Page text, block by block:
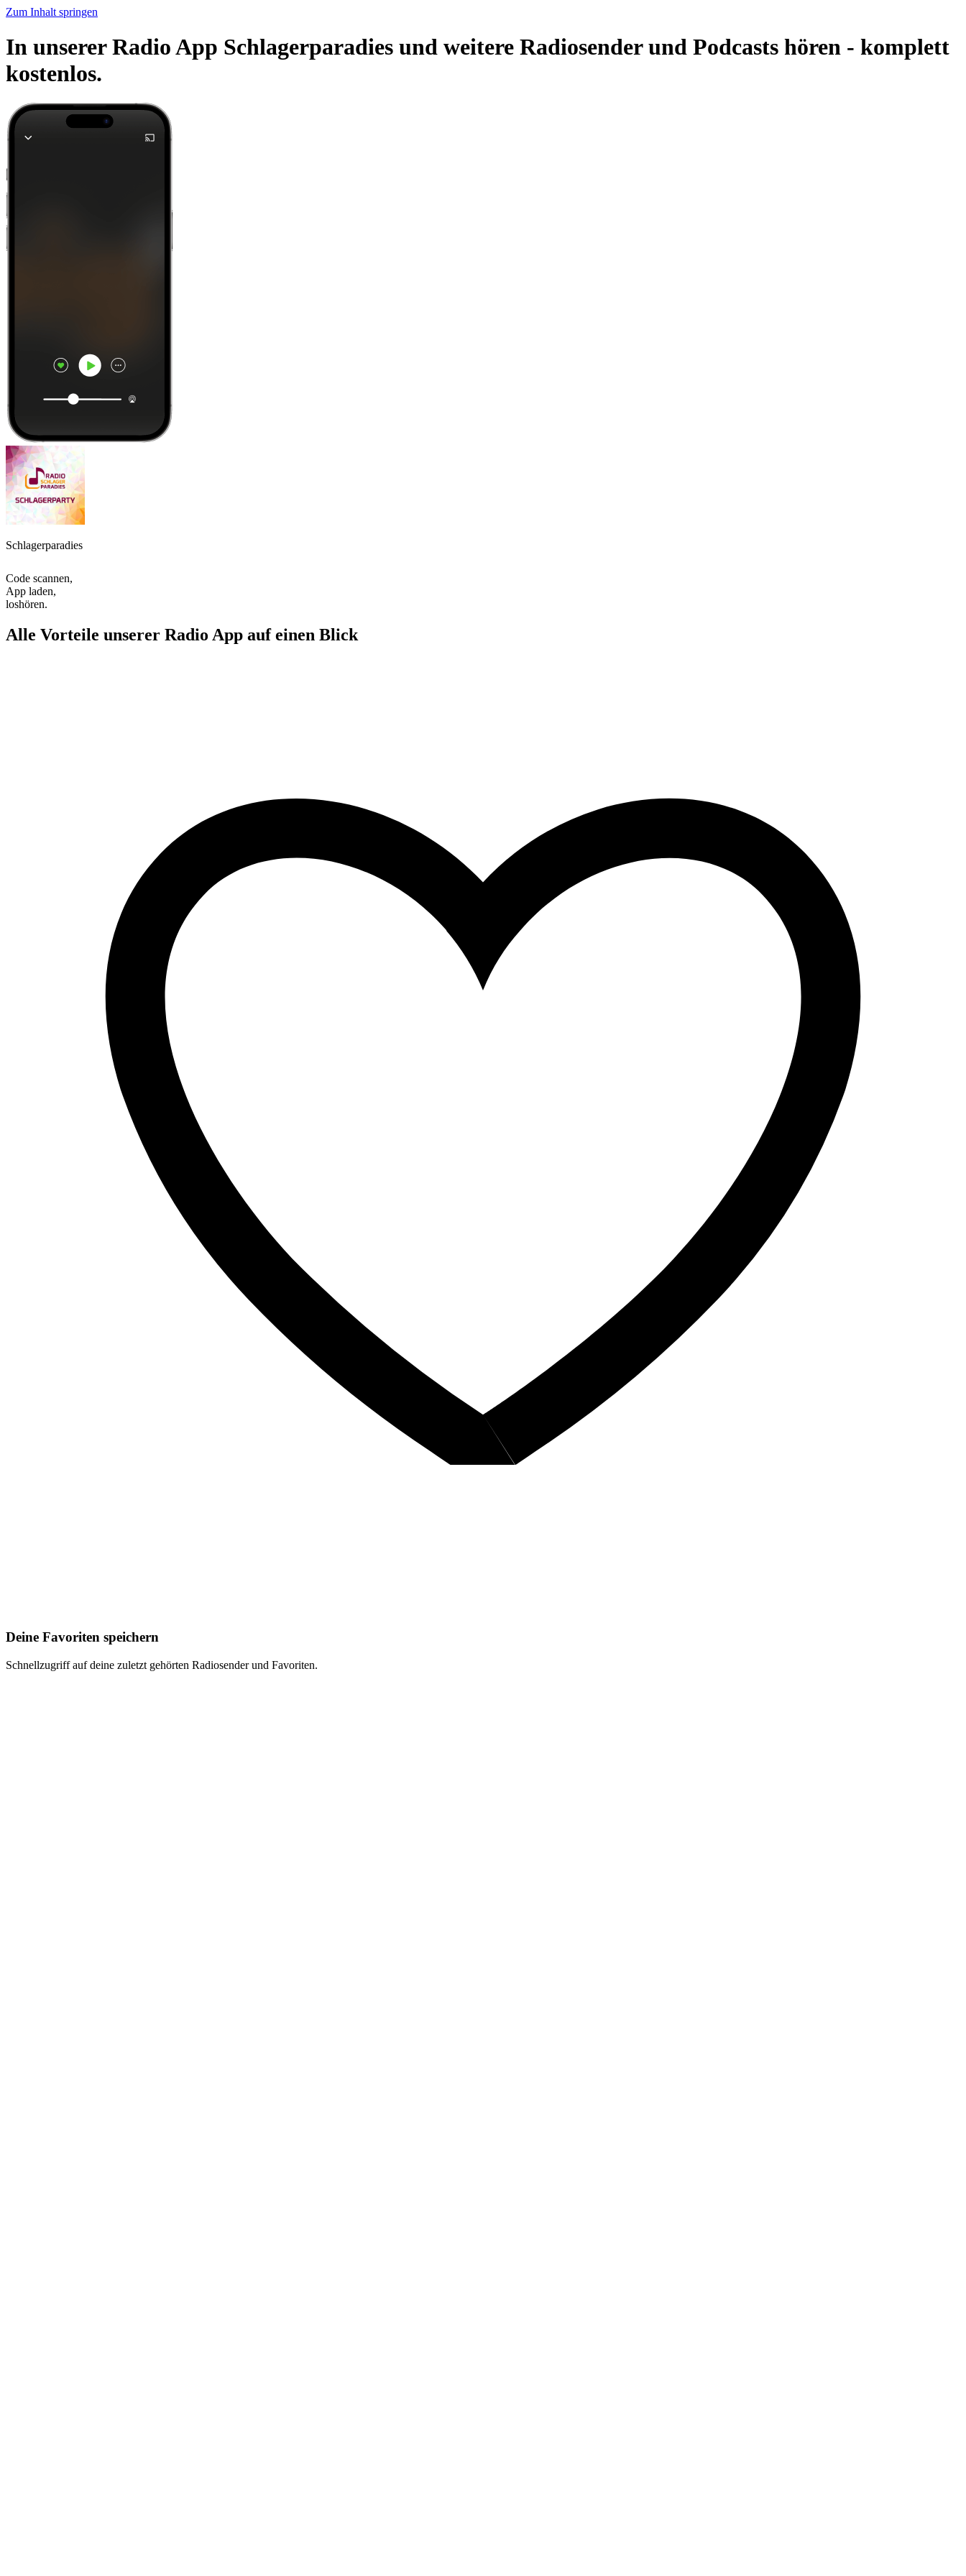
Zum Inhalt springen
In unserer Radio App Schlagerparadies und weitere Radiosender und Podcasts hören - komplett
kostenlos.
Schlagerparadies
Code scannen,
App laden,
loshören.
Alle Vorteile unserer Radio App auf einen Blick
Deine Favoriten speichern
Schnellzugriff auf deine zuletzt gehörten Radiosender und Favoriten.